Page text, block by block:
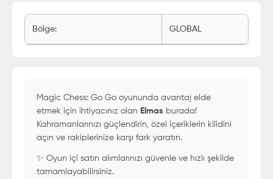
Bölge: GLOBAL
Magic Chess: Go Go oyununda avantaj elde
etmek için ihtiyacınız olan Elmas burada!
Kahramanlarınızı güçlendirin, özel içeriklerin kilidini
açın ve rakiplerinize karşı fark yaratın.
✨ Oyun içi satın alımlarınızı güvenle ve hızlı şekilde
tamamlayabilirsiniz.